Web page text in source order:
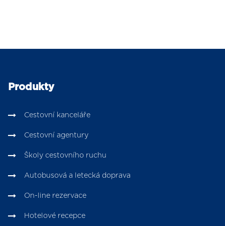
Produkty
Cestovní kanceláře
Cestovní agentury
Školy cestovního ruchu
Autobusová a letecká doprava
On-line rezervace
Hotelové recepce